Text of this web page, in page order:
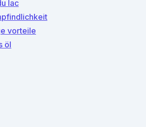
lac
vorteile
öl